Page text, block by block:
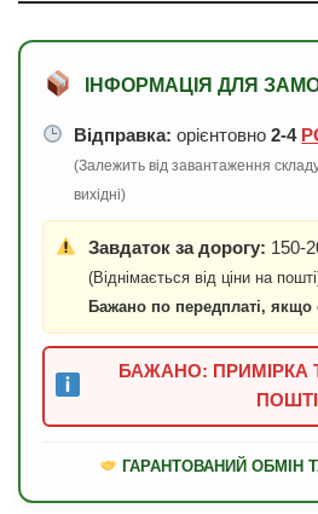
ІНФОРМАЦІЯ ДЛЯ
Відправка: орієнтовно2-4
(Залежить від завантаження
вихідні)
Завдаток за дорогу: 150-
(Віднімається від ціни на
Бажано по передплаті, якщо
БАЖАНО: ПРИМІРКА
ГАРАНТОВАНИЙ ОБМІН